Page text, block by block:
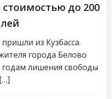
до 200
из Кузбасса.
города Белово
лишения свободы